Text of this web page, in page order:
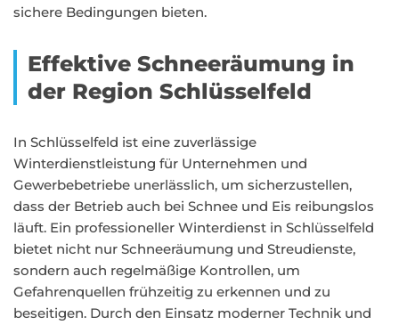
sichere Bedingungen bieten.
Effektive Schneeräumung in
der Region Schlüsselfeld
In Schlüsselfeld ist eine zuverlässige
Winterdienstleistung für Unternehmen und
Gewerbebetriebe unerlässlich, um sicherzustellen,
dass der Betrieb auch bei Schnee und Eis reibungslos
läuft. Ein professioneller Winterdienst in Schlüsselfeld
bietet nicht nur Schneeräumung und Streudienste,
sondern auch regelmäßige Kontrollen, um
Gefahrenquellen frühzeitig zu erkennen und zu
beseitigen. Durch den Einsatz moderner Technik und